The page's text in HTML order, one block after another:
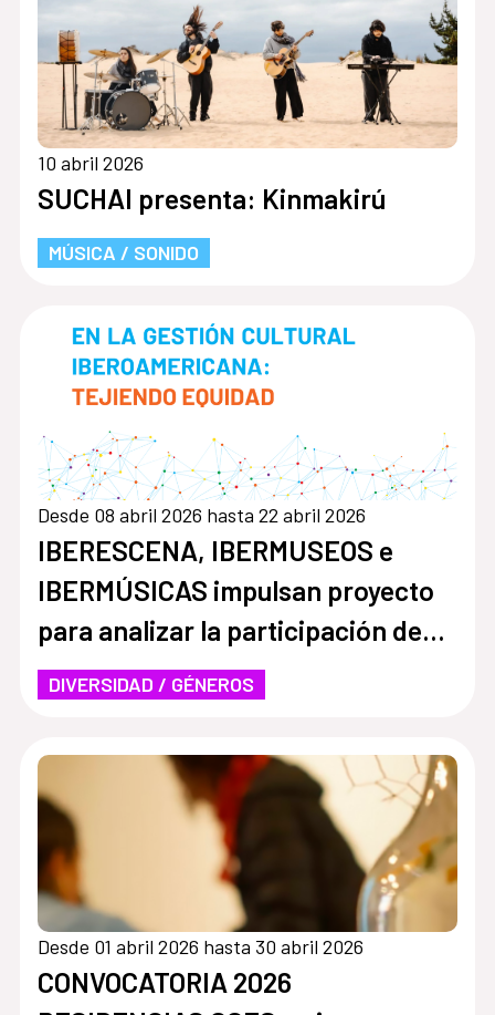
10 abril 2026
SUCHAI presenta: Kinmakirú
MÚSICA / SONIDO
Desde 08 abril 2026 hasta 22 abril 2026
IBERESCENA, IBERMUSEOS e
IBERMÚSICAS impulsan proyecto
para analizar la participación de
las mujeres en la gestión cultural
DIVERSIDAD / GÉNEROS
Desde 01 abril 2026 hasta 30 abril 2026
CONVOCATORIA 2026